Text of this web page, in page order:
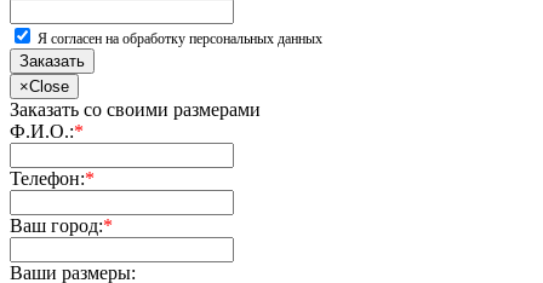
Я согласен на обработку персональных данных
Заказать
×Close
Заказать со своими размерами
Ф.И.О.:*
Телефон:*
Ваш город:*
Ваши размеры: